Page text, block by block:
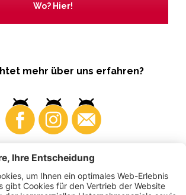
Wo? Hier!
mehr über uns erfahren?
Produzenten